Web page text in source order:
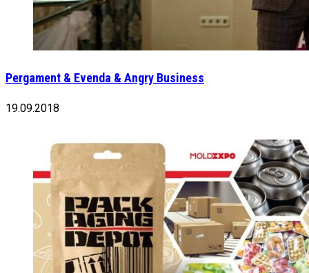
Pergament & Evenda & Angry Business
19.09.2018